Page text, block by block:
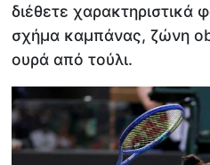
διέθετε χαρακτηριστικά
σχήμα καμπάνας, ζώνη
ουρά από τούλι.